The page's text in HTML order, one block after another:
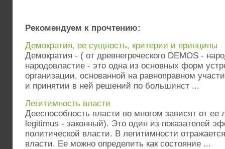
Рекомендуем к прочтению:
Демократия, ее сущность, критерии и принципы
Демократия - ( от древнегреческого DEMOS -
народовластие - это одна из основных форм
организации, основанной на равноправном
и принятии в ней решений по большинст ...
Легитимность власти
Дееспособность власти во многом зависят от ее
legitimus - законный). Это один из показателей
политической власти. В легитимности
власти. Ее можно определить как состояние ...